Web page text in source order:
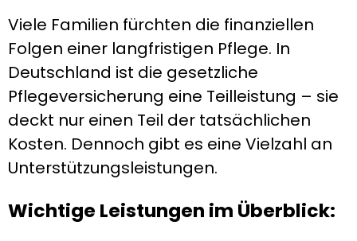
Viele Familien fürchten die finanziellen
Folgen einer langfristigen Pflege. In
Deutschland ist die gesetzliche
Pflegeversicherung eine Teilleistung – sie
deckt nur einen Teil der tatsächlichen
Kosten. Dennoch gibt es eine Vielzahl an
Unterstützungsleistungen.
Wichtige Leistungen im Überblick: